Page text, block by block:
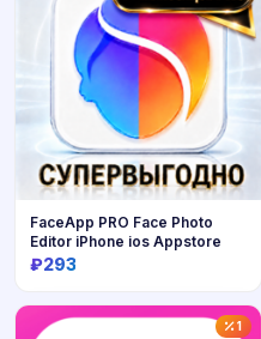
Купить
FaceApp PRO Face Photo
Editor iPhone ios Appstore
₽293
1